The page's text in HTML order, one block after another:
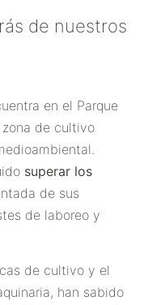
de nuestros
en el Parque
de cultivo
superar los
de sus
de laboreo y
de cultivo y el
han sabido